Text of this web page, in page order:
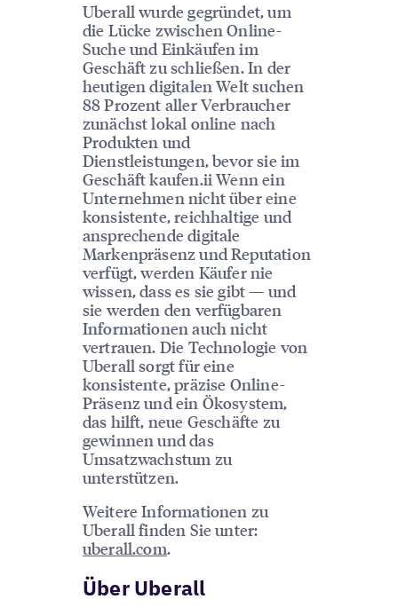
Uberall wurde gegründet, um
die Lücke zwischen Online-
Suche und Einkäufen im
Geschäft zu schließen. In der
heutigen digitalen Welt suchen
88 Prozent aller Verbraucher
zunächst lokal online nach
Produkten und
Dienstleistungen, bevor sie im
Geschäft kaufen.ii Wenn ein
Unternehmen nicht über eine
konsistente, reichhaltige und
ansprechende digitale
Markenpräsenz und Reputation
verfügt, werden Käufer nie
wissen, dass es sie gibt — und
sie werden den verfügbaren
Informationen auch nicht
vertrauen. Die Technologie von
Uberall sorgt für eine
konsistente, präzise Online-
Präsenz und ein Ökosystem,
das hilft, neue Geschäfte zu
gewinnen und das
Umsatzwachstum zu
unterstützen.
Weitere Informationen zu
Uberall finden Sie unter:
uberall.com.
Über Uberall